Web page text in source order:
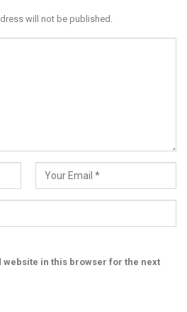
will not be published.
website in this browser for the next